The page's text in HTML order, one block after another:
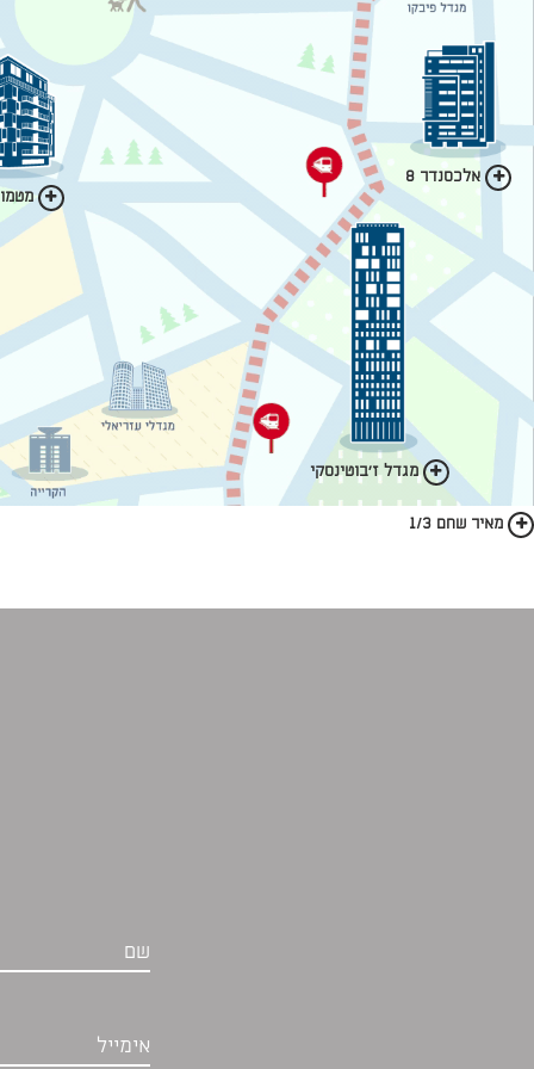
מאיר שחם 1/3
מגדל ז'בוטינסקי
אלכסנדר 8
שם
אימייל